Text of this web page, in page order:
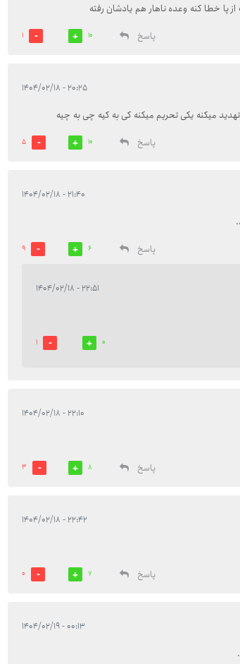
پا خطا کنه وعده ناهار هم یادشان رفته
پاسخ
10
1
۲۰:۲۵ - ۱۴۰۴/۰۲/۱۸
میکنه یکی تحریم میکنه کی به کیه چی به چیه
پاسخ
10
5
۲۱:۴۰ - ۱۴۰۴/۰۲/۱۸
پاسخ
6
9
۲۲:۵۱ - ۱۴۰۴/۰۲/۱۸
0
1
۲۲:۱۰ - ۱۴۰۴/۰۲/۱۸
پاسخ
8
3
۲۲:۴۲ - ۱۴۰۴/۰۲/۱۸
پاسخ
7
0
۰۰:۱۳ - ۱۴۰۴/۰۲/۱۹